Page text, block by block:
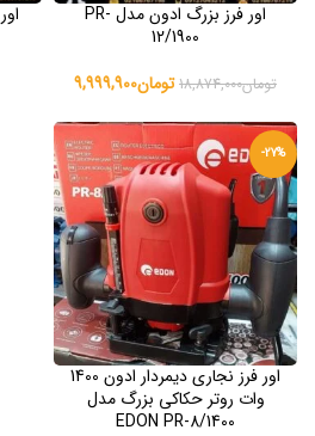
اور فرز بزرگ ادون مدل PR-
12/1900
تومان18,874,000 تومان9,999,900
-27%
اور فرز نجاری دیمردار ادون 1400
وات روتر حکاکی بزرگ مدل
EDON PR-8/1400